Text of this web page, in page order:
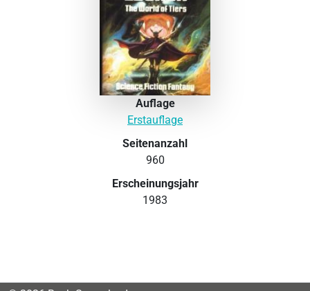
Auflage
Erstauflage
Seitenanzahl
960
Erscheinungsjahr
1983